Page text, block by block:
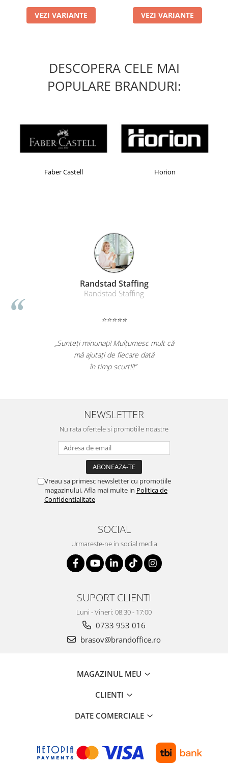
VEZI VARIANTE VEZI VARIANTE
DESCOPERA CELE MAI
POPULARE BRANDURI:
Faber Castell Horion
Randstad Staffing
Randstad Staffing
⭐⭐⭐⭐⭐
„Sunteți minunați! Mulțumesc mult că
mă ajutați de fiecare dată
în timp scurt!!!”
NEWSLETTER
Nu rata ofertele si promotiile noastre
Vreau sa primesc newsletter cu promotiile
magazinului. Afla mai multe in Politica de
Confidentialitate
SOCIAL
Urmareste-ne in social media
SUPORT CLIENTI
Luni - Vineri: 08.30 - 17:00
0733 953 016
brasov@brandoffice.ro
MAGAZINUL MEU
CLIENTI
DATE COMERCIALE